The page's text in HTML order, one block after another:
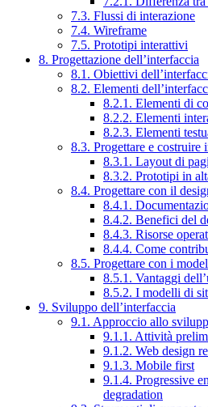
7.3. Flussi di interazione
7.4. Wireframe
7.5. Prototipi interattivi
8. Progettazione dell’interfaccia
8.1. Obiettivi
8.2. Elementi
8.2.1. Elementi di
8.2.2. Elementi
8.2.3. Elementi
8.3. Progettare e costruire
8.3.1. Layout di
8.3.2. Prototipi in
8.4. Progettare con il
8.4.1.
8.4.2. Benefici del
8.4.3. Risorse
8.4.4. Come
8.5. Progettare con i
8.5.1. Vantaggi
8.5.2. I modelli di
9. Sviluppo dell’interfaccia
9.1. Approccio allo
9.1.1. Attività
9.1.2. Web design
9.1.3. Mobile first
9.1.4. Progressive
degradation